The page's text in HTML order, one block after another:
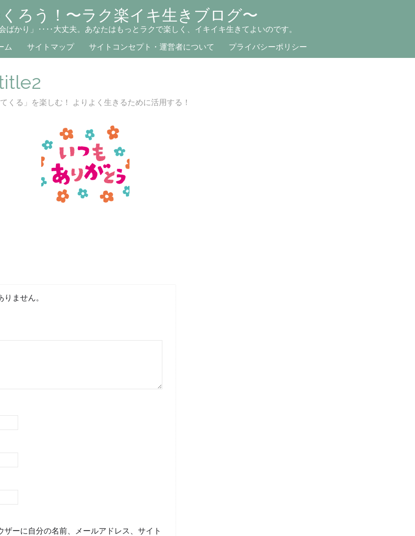
ろう！〜ラク楽イキ生きブログ〜
ばかり」‥‥大丈夫。あなたはもっとラクで楽しく、イキイキ生きてよいのです。
ム
サイトマップ サイトコンセプト・運営者について プライバシーポリシー
てくる」を楽しむ！ よりよく生きるために活用する！
ません。
ーに自分の名前、メールアドレス、サイト